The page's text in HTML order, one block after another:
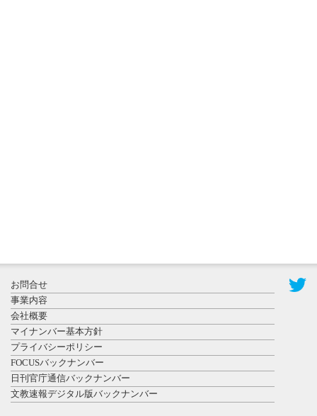
登録有形文
化財となっ
た東北大植
物園八...
お問合せ
事業内容
会社概要
マイナンバー基本方針
プライバシーポリシー
FOCUSバックナンバー
日刊官庁通信バックナンバー
文教速報デジタル版バックナンバー